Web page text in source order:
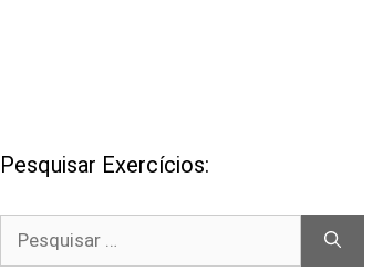
Pesquisar Exercícios: